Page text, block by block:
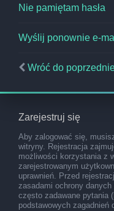
Nie pamiętam hasła
Wyślij ponownie e-
Wróć do
Zarejestruj się
Aby zalogować się,
witryny. Rejestracja
możliwości korzystania z
zarejestrowanym
uprawnień. Przed
zasadami ochrony
często zadawane pytania
podstawowych zagadnień